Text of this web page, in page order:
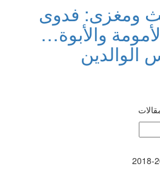
ومغزى: فدوى
والأبوة…